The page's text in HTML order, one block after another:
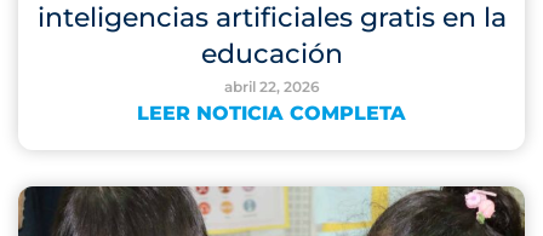
inteligencias artificiales gratis en la
educación
abril 22, 2026
LEER NOTICIA COMPLETA